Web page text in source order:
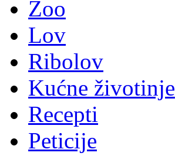
Zoo
Lov
Ribolov
Kućne životinje
Recepti
Peticije